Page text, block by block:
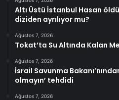
Altı Üstü İstanbul Hasan
diziden ayrılıyor mu?
Ağustos 7, 2026
Tokat’ta Su Altında Kalan
Ağustos 7, 2026
İsrail Savunma
olmayın’ tehdidi
Ağustos 7, 2026